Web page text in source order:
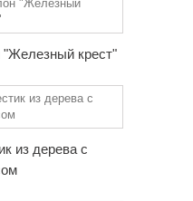
"Железный крест"
из дерева с